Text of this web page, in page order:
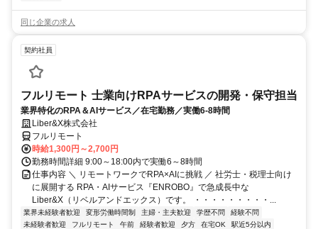
同じ企業の求人
契約社員
フルリモート 士業向けRPAサービスの開発・保守担当
業界特化のRPA＆AIサービス／在宅勤務／実働6-8時間
Liber&X株式会社
フルリモート
時給1,300円～2,700円
勤務時間詳細 9:00～18:00内で実働6～8時間
仕事内容 ＼ リモートワークでRPA×AIに挑戦 ／ 社労士・税理士向け
に展開する RPA・AIサービス『ENROBO』で急成長中な
Liber&X（リベルアンドエックス）です。 ・・・・・・・・・...
業界未経験者歓迎 変形労働時間制 主婦・主夫歓迎 学歴不問
経験不問
未経験者歓迎
フルリモート 午前 経験者歓迎 夕方 在宅OK
駅近5分以内